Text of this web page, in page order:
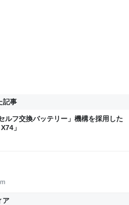
記事
フ交換バッテリー」機構を採用した
」
ア